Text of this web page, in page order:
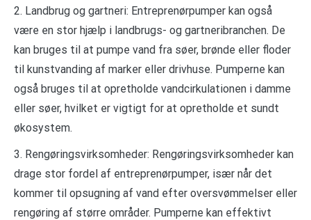
2. Landbrug og gartneri: Entreprenørpumper kan også
være en stor hjælp i landbrugs- og gartneribranchen. De
kan bruges til at pumpe vand fra søer, brønde eller floder
til kunstvanding af marker eller drivhuse. Pumperne kan
også bruges til at opretholde vandcirkulationen i damme
eller søer, hvilket er vigtigt for at opretholde et sundt
økosystem.
3. Rengøringsvirksomheder: Rengøringsvirksomheder kan
drage stor fordel af entreprenørpumper, især når det
kommer til opsugning af vand efter oversvømmelser eller
rengøring af større områder. Pumperne kan effektivt